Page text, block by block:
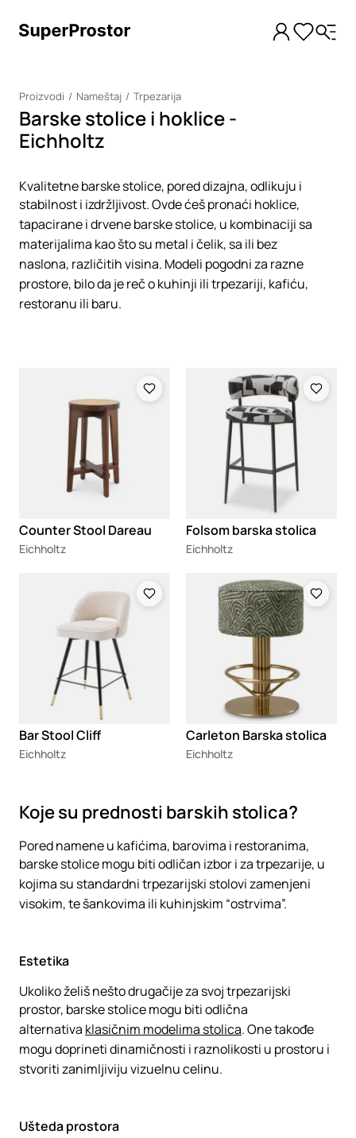
Proizvodi Nameštaj Trpezarija
Barske stolice i hoklice -
Eichholtz
Kvalitetne barske stolice, pored dizajna, odlikuju i
stabilnost i izdržljivost. Ovde ćeš pronaći hoklice,
tapacirane i drvene barske stolice, u kombinaciji sa
materijalima kao što su metal i čelik, sa ili bez
naslona, različitih visina. Modeli pogodni za razne
prostore, bilo da je reč o kuhinji ili trpezariji, kafiću,
restoranu ili baru.
Counter Stool Dareau
Eichholtz
Loading
Folsom barska stolica
Eichholtz
Bar Stool Cliff
Eichholtz
Loading
Carleton Barska stolica
Eichholtz
Koje su prednosti barskih stolica?
Pored namene u kafićima, barovima i restoranima,
barske stolice mogu biti odličan izbor i za trpezarije, u
kojima su standardni trpezarijski stolovi zamenjeni
visokim, te šankovima ili kuhinjskim “ostrvima”.
Estetika
Ukoliko želiš nešto drugačije za svoj trpezarijski
prostor, barske stolice mogu biti odlična
alternativa klasičnim modelima stolica. One takođe
mogu doprineti dinamičnosti i raznolikosti u prostoru i
stvoriti zanimljiviju vizuelnu celinu.
Ušteda prostora